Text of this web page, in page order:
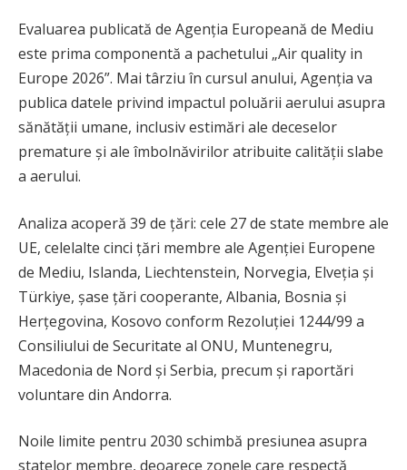
Evaluarea publicată de Agenția Europeană de Mediu
este prima componentă a pachetului „Air quality in
Europe 2026”. Mai târziu în cursul anului, Agenția va
publica datele privind impactul poluării aerului asupra
sănătății umane, inclusiv estimări ale deceselor
premature și ale îmbolnăvirilor atribuite calității slabe
a aerului.
Analiza acoperă 39 de țări: cele 27 de state membre ale
UE, celelalte cinci țări membre ale Agenției Europene
de Mediu, Islanda, Liechtenstein, Norvegia, Elveția și
Türkiye, șase țări cooperante, Albania, Bosnia și
Herțegovina, Kosovo conform Rezoluției 1244/99 a
Consiliului de Securitate al ONU, Muntenegru,
Macedonia de Nord și Serbia, precum și raportări
voluntare din Andorra.
Noile limite pentru 2030 schimbă presiunea asupra
statelor membre, deoarece zonele care respectă